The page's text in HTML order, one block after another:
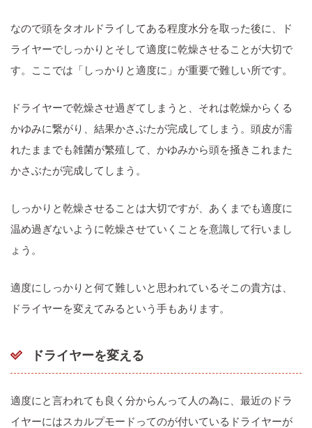
なので頭をタオルドライしてある程度水分を取った後に、ド
ライヤーでしっかりとそして適度に乾燥させることが大切で
す。ここでは「しっかりと適度に」が重要で難しい所です。
ドライヤーで乾燥させ過ぎてしまうと、それは乾燥からくる
かゆみに繋がり、結果かさぶたが完成してしまう。頭皮が濡
れたままでも雑菌が繁殖して、かゆみから頭を掻きこれまた
かさぶたが完成してしまう。
しっかりと乾燥させることは大切ですが、あくまでも適度に
温め過ぎないように乾燥させていくことを意識して行いまし
ょう。
適度にしっかりと何て難しいと思われているそこの貴方は、
ドライヤーを変えてみるという手もあります。
ドライヤーを変える
適度にと言われても良く分からんって人の為に、最近のドラ
イヤーにはスカルプモードってのが付いているドライヤーが